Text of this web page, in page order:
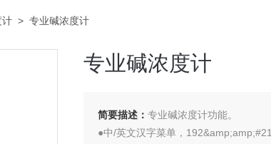
计 > 专业碱浓度计
专业碱浓度计
简要描述： 专业碱浓度计功能。
●中/英文汉字菜单，